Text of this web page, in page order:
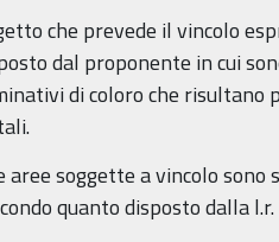
che prevede il vincolo
dal proponente in cui
di coloro che
aree soggette a vincolo
quanto disposto dalla